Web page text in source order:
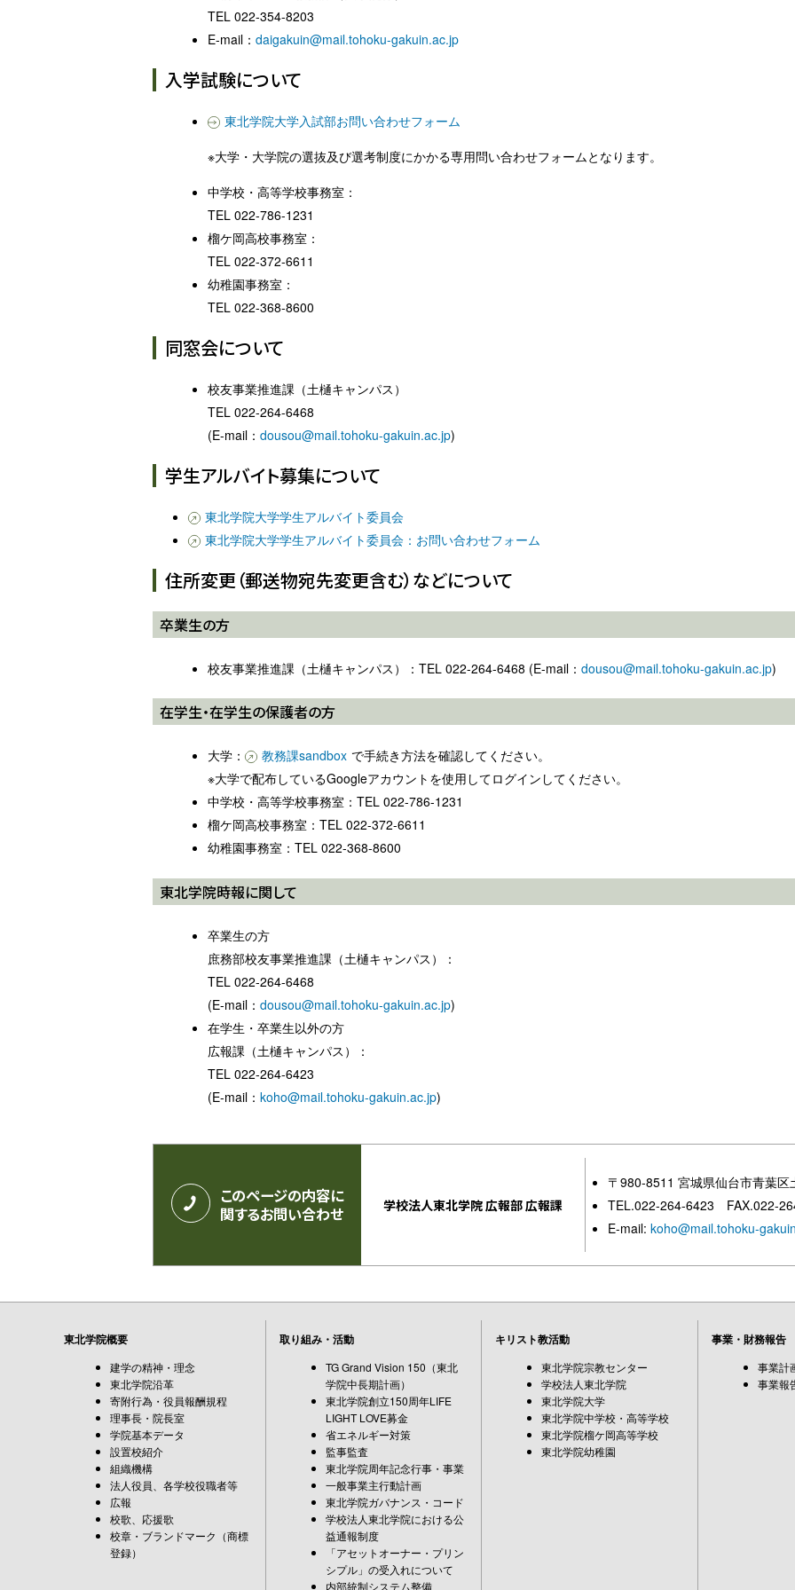
TEL 022-354-8203
E-mail：daigakuin@mail.tohoku-gakuin.ac.jp
入学試験について
東北学院大学入試部お問い合わせフォーム
※大学・大学院の選抜及び選考制度にかかる専用問い合わせフォームとなります。
中学校・高等学校事務室：
TEL 022-786-1231
榴ケ岡高校事務室：
TEL 022-372-6611
幼稚園事務室：
TEL 022-368-8600
同窓会について
校友事業推進課（土樋キャンパス）
TEL 022-264-6468
(E-mail：dousou@mail.tohoku-gakuin.ac.jp)
学生アルバイト募集について
東北学院大学学生アルバイト委員会
東北学院大学学生アルバイト委員会：お問い合わせフォーム
住所変更（郵送物宛先変更含む）などについて
卒業生の方
校友事業推進課（土樋キャンパス）：TEL 022-264-6468 (E-mail：dousou@mail.tohoku-gakuin.ac.jp)
在学生・在学生の保護者の方
大学： 教務課sandbox で手続き方法を確認してください。
※大学で配布しているGoogleアカウントを使用してログインしてください。
中学校・高等学校事務室：TEL 022-786-1231
榴ケ岡高校事務室：TEL 022-372-6611
幼稚園事務室：TEL 022-368-8600
東北学院時報に関して
卒業生の方
庶務部校友事業推進課（土樋キャンパス）：
TEL 022-264-6468
(E-mail：dousou@mail.tohoku-gakuin.ac.jp)
在学生・卒業生以外の方
広報課（土樋キャンパス）：
TEL 022-264-6423
(E-mail：koho@mail.tohoku-gakuin.ac.jp)
このページの内容に
関するお問い合わせ
学校法人東北学院 広報部 広報課
〒980-8511 宮城県仙台市青葉区
TEL.022-264-6423 FAX.022-
E-mail: koho@mail.tohoku-
東北学院概要
建学の精神・理念
東北学院沿革
寄附行為・役員報酬規程
理事長・院長室
学院基本データ
設置校紹介
組織機構
法人役員、各学校役職者等
広報
校歌、応援歌
校章・ブランドマーク（商標
登録）
取り組み・活動
TG Grand Vision 150（東北
学院中長期計画）
東北学院創立150周年LIFE
LIGHT LOVE募金
省エネルギー対策
監事監査
東北学院周年記念行事・事業
一般事業主行動計画
東北学院ガバナンス・コード
学校法人東北学院における公
益通報制度
「アセットオーナー・プリン
シプル」の受入れについて
内部統制システム整備
キリスト教活動
東北学院宗教センター
学校法人東北学院
東北学院大学
東北学院中学校・高等学校
東北学院榴ケ岡高等学校
東北学院幼稚園
事業・財務報告
事業計
事業報